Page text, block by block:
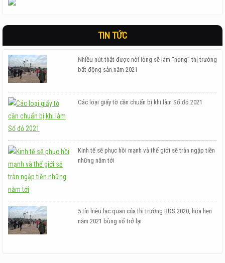
TIN TỨC
Nhiều nút thắt được nới lỏng sẽ làm “nóng” thị trường
bất động sản năm 2021
Các loại giấy tờ cần chuẩn bị khi làm Sổ đỏ 2021
Kinh tế sẽ phục hồi mạnh và thế giới sẽ tràn ngập tiền
những năm tới
5 tín hiệu lạc quan của thị trường BĐS 2020, hứa hẹn
năm 2021 bùng nổ trở lại